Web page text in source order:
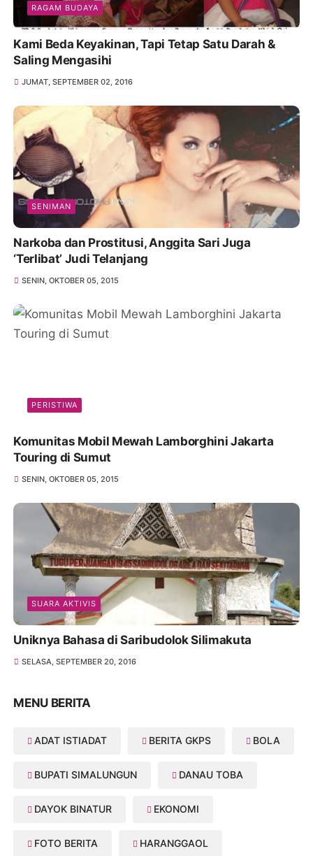
RAGAM BUDAYA
Kami Beda Keyakinan, Tapi Tetap Satu Darah &
Saling Mengasihi
JUMAT, SEPTEMBER 02, 2016
SENIMAN
Narkoba dan Prostitusi, Anggita Sari Juga
‘Terlibat’ Judi Telanjang
SENIN, OKTOBER 05, 2015
PERISTIWA
Komunitas Mobil Mewah Lamborghini Jakarta
Touring di Sumut
SENIN, OKTOBER 05, 2015
SUARA AKTIVIS
Uniknya Bahasa di Saribudolok Silimakuta
SELASA, SEPTEMBER 20, 2016
MENU BERITA
ADAT ISTIADAT BERITA GKPS BOLA
BUPATI SIMALUNGUN DANAU TOBA
DAYOK BINATUR EKONOMI
FOTO BERITA HARANGGAOL